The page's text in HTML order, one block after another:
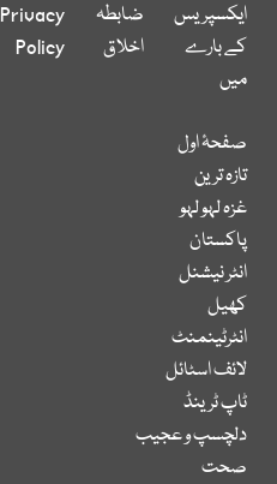
ایکسپریس
کے بارے
میں
ضابطہ
اخلاق
Privacy
Policy
صفحۂ اول
تازہ ترین
غزہ لہو لہو
پاکستان
انٹر نیشنل
کھیل
انٹرٹینمنٹ
لائف اسٹائل
ٹاپ ٹرینڈ
دلچسپ و عجیب
صحت